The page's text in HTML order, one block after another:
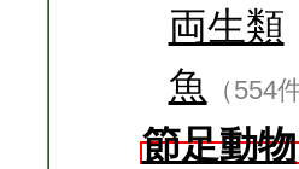
両生類
魚 （554
節足動物